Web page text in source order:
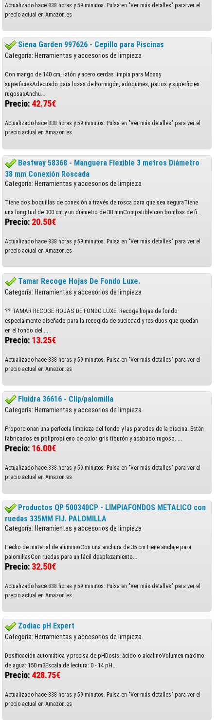
Actualizado hace 838 horas y 59 minutos. Pulsa en "Ver más detalles" para ver el
precio actual en Amazon.es
Siena Garden 997626 - Cepillo para Piscinas
Categoría: Herramientas y accesorios de limpieza
Con mango de 140 cm, latón y acero cerdas limpia para Mossy
superficiesAdecuado para losas de hormigón, adoquines, patios y superficies
rugosasAnchu...
Precio: 42.75€
Actualizado hace 838 horas y 59 minutos. Pulsa en "Ver más detalles" para ver el
precio actual en Amazon.es
Bestway 58368 - Manguera Flexible 3 metros Diámetro
38 mm Conexión Roscada
Categoría: Herramientas y accesorios de limpieza
Tiene dos boquillas de conexión a través de rosca para que sea seguraTiene
una longitud de 300 cm y un diámetro de 38 mmCompatible con bombas de fi...
Precio: 20.50€
Actualizado hace 838 horas y 59 minutos. Pulsa en "Ver más detalles" para ver el
precio actual en Amazon.es
Tamar Recoge Hojas De Fondo Luxe.
Categoría: Herramientas y accesorios de limpieza
?? TAMAR RECOGE HOJAS DE FONDO LUXE. Recoge hojas de fondo
especialmente diseñado para la recogida de suciedad y residuos que quedan
en el fondo del ...
Precio: 13.25€
Actualizado hace 838 horas y 59 minutos. Pulsa en "Ver más detalles" para ver el
precio actual en Amazon.es
Fluidra 36616 - Clip/palomilla
Categoría: Herramientas y accesorios de limpieza
Proporcionan una perfecta limpieza del fondo y las paredes de la piscina. Están
fabricados en polipropileno de color gris tiburón y acabado rugoso. ...
Precio: 16.00€
Actualizado hace 838 horas y 59 minutos. Pulsa en "Ver más detalles" para ver el
precio actual en Amazon.es
Productos QP 500340CP - LIMPIAFONDOS METALICO con
ruedas 335MM FIJ. PALOMILLA
Categoría: Herramientas y accesorios de limpieza
Hecho de material de aluminioCon una anchura de 35 cmTiene anclaje para
palomillasCon ruedas para un fácil desplazamiento...
Precio: 32.50€
Actualizado hace 838 horas y 59 minutos. Pulsa en "Ver más detalles" para ver el
precio actual en Amazon.es
Zodiac pH Expert
Categoría: Herramientas y accesorios de limpieza
Dosificación automática y precisa de pHDosis: ácido o alcalinoVolumen máximo
de agua: 150 m3Escala de lectura: 0 - 14 pH...
Precio: 428.75€
Actualizado hace 838 horas y 59 minutos. Pulsa en "Ver más detalles" para ver el
precio actual en Amazon.es